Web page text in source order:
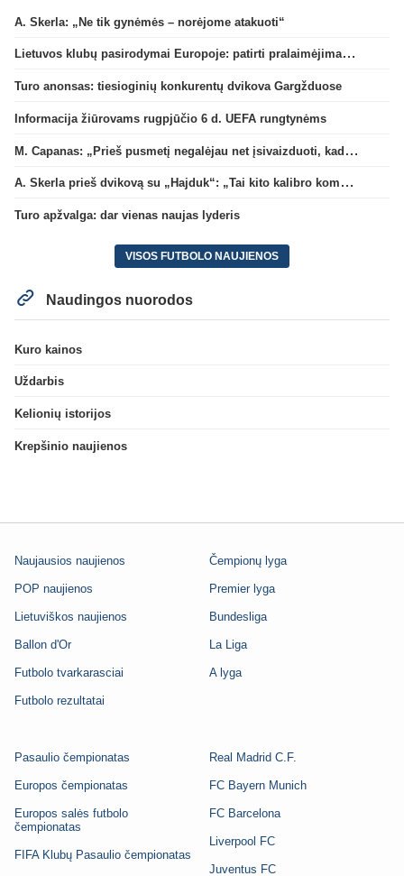
A. Skerla: „Ne tik gynėmės – norėjome atakuoti“
Lietuvos klubų pasirodymai Europoje: patirti pralaimėjimai Kroatijos atstovams
Turo anonsas: tiesioginių konkurentų dvikova Gargžduose
Informacija žiūrovams rugpjūčio 6 d. UEFA rungtynėms
M. Capanas: „Prieš pusmetį negalėjau net įsivaizduoti, kad žaisime prieš „Hajduk“
A. Skerla prieš dvikovą su „Hajduk“: „Tai kito kalibro komanda“
Turo apžvalga: dar vienas naujas lyderis
VISOS FUTBOLO NAUJIENOS
Naudingos nuorodos
Kuro kainos
Uždarbis
Kelionių istorijos
Krepšinio naujienos
Naujausios naujienos
POP naujienos
Lietuviškos naujienos
Ballon d'Or
Futbolo tvarkarasciai
Futbolo rezultatai
Čempionų lyga
Premier lyga
Bundesliga
La Liga
A lyga
Pasaulio čempionatas
Europos čempionatas
Europos salės futbolo
čempionatas
FIFA Klubų Pasaulio čempionatas
Real Madrid C.F.
FC Bayern Munich
FC Barcelona
Liverpool FC
Juventus FC